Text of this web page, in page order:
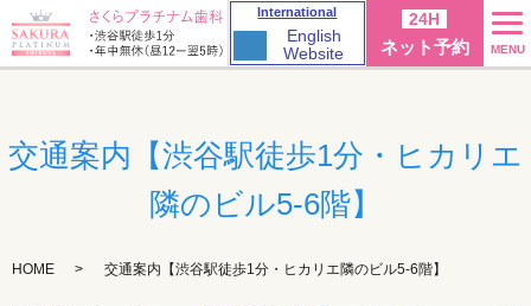
International
English
Website
24H
ネット予約 MENU
交通案内【渋谷駅徒歩1分・ヒカリエ
隣のビル5-6階】
HOME 交通案内【渋谷駅徒歩1分・ヒカリエ隣のビル5-6階】